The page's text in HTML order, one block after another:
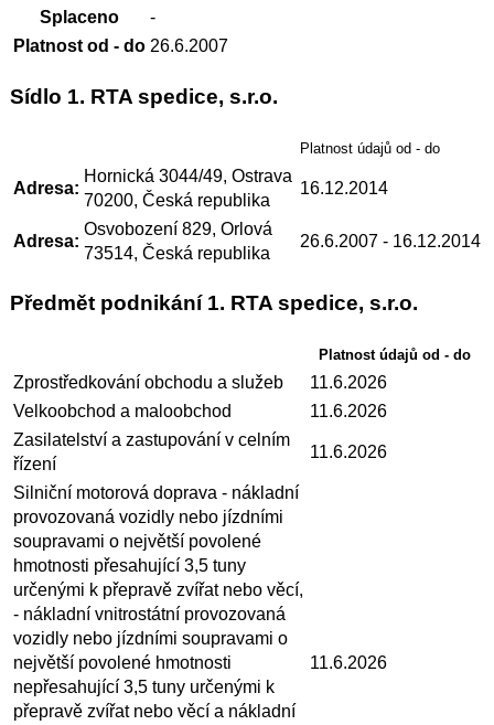
Splaceno
-
Platnost od - do 26.6.2007
Sídlo 1. RTA spedice, s.r.o.
Platnost údajů od - do
Adresa:
Hornická 3044/49, Ostrava
70200, Česká republika
16.12.2014
Adresa:
Osvobození 829, Orlová
73514, Česká republika
26.6.2007- 16.12.2014
Předmět podnikání 1. RTA spedice, s.r.o.
Platnost údajů od - do
Zprostředkování obchodu a služeb
11.6.2026
Velkoobchod a maloobchod
11.6.2026
Zasilatelství a zastupování v celním
řízení
11.6.2026
Silniční motorová doprava - nákladní
provozovaná vozidly nebo jízdními
soupravami o největší povolené
hmotnosti přesahující 3,5 tuny
určenými k přepravě zvířat nebo věcí,
- nákladní vnitrostátní provozovaná
vozidly nebo jízdními soupravami o
největší povolené hmotnosti
nepřesahující 3,5 tuny určenými k
přepravě zvířat nebo věcí a nákladní
11.6.2026